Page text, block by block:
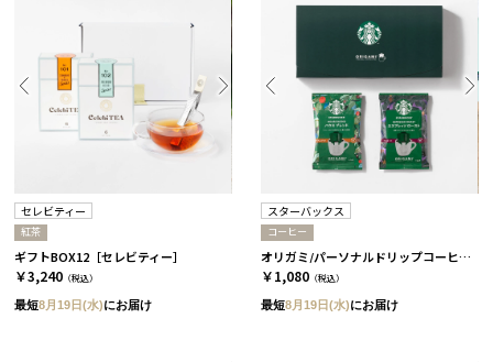
セレビティー
紅茶
ギフトBOX12［セレビティー］
￥3,240 （税込）
最短8月19日(水)にお届け
スターバックス
コーヒー
オリガミ/パーソナルドリップコーヒー［スターバックス］
￥1,080 （税込）
最短8月19日(水)にお届け